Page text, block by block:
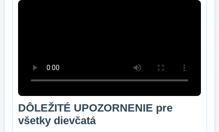
DÔLEŽITÉ UPOZORNENIE pre
všetky dievčatá